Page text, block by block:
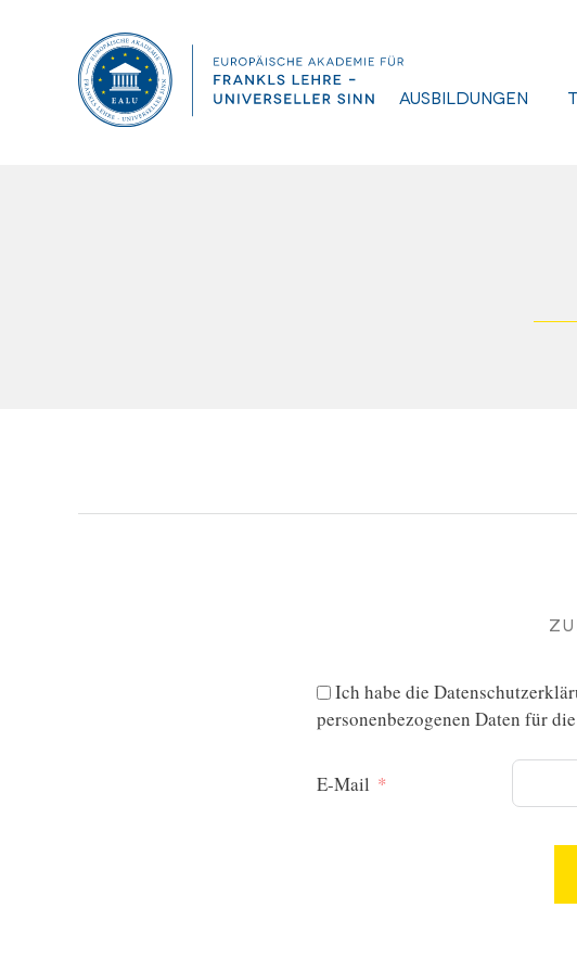
Ausbildungen
Ich habe die
personenbezogenen Daten für
E-Mail